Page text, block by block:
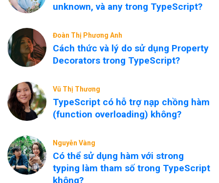
unknown, và any trong TypeScript?
Đoàn Thị Phương Anh
Cách thức và lý do sử dụng Property
Decorators trong TypeScript?
Vũ Thị Thương
TypeScript có hỗ trợ nạp chồng hàm
(function overloading) không?
Nguyễn Vàng
Có thể sử dụng hàm với strong
typing làm tham số trong TypeScript
không?